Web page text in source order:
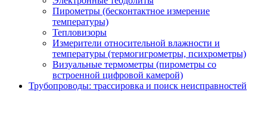
Пирометры (бесконтактное измерение
температуры)
Тепловизоры
Измерители относительной влажности и
температуры (термогигрометры, психрометры)
Визуальные термометры (пирометры со
встроенной цифровой камерой)
Трубопроводы: трассировка и поиск неисправностей